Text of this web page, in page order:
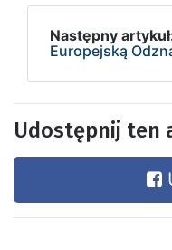
Następny
Europejską
Udostępnij ten